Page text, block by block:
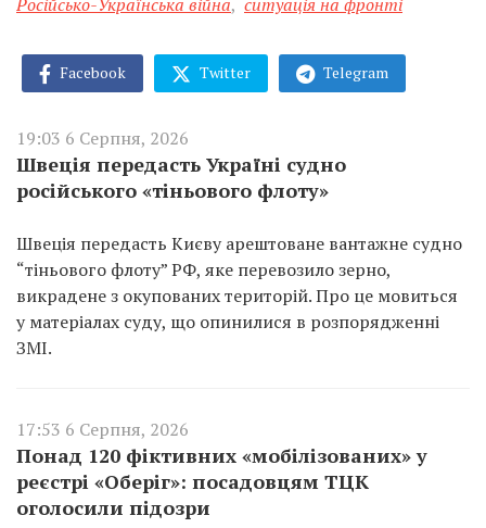
Facebook Twitter Telegram
19:03 6 Серпня, 2026
Швеція передасть Україні судно
російського «тіньового флоту»
Швеція передасть Києву арештоване вантажне судно
“тіньового флоту” РФ, яке перевозило зерно,
викрадене з окупованих територій. Про це мовиться
у матеріалах суду, що опинилися в розпорядженні
ЗМІ.
17:53 6 Серпня, 2026
Понад 120 фіктивних «мобілізованих» у
реєстрі «Оберіг»: посадовцям ТЦК
оголосили підозри